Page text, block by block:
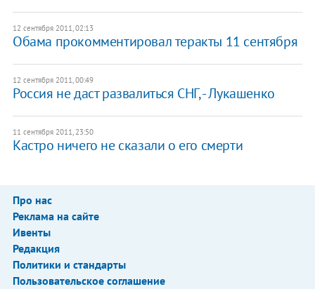
12 сентября 2011, 02:13
​Обама прокомментировал теракты 11 сентября
12 сентября 2011, 00:49
​Россия не даст развалиться СНГ, - Лукашенко
11 сентября 2011, 23:50
Кастро ничего не сказали о его смерти
Про нас
Реклама на сайте
Ивенты
Редакция
Политики и стандарты
Пользовательское соглашение